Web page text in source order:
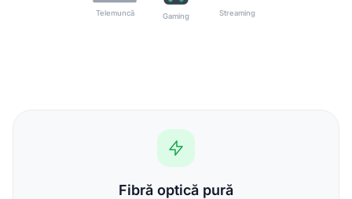
Telemuncă Gaming Streaming
Fibră optică pură